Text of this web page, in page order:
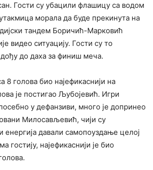
Гости су убацили флашицу са водом
морала да буде прекинута на
тандем Боричић-Марковић
видео ситуацију. Гости су то
до даха за финиш меча.
8 голова био најефикаснији на
је постигао Љубојевић. Игри
у дефанзиви, много је допринео
Милосављевић, чији су
енергија давали самопоуздање целој
гостију, најефикаснији је био